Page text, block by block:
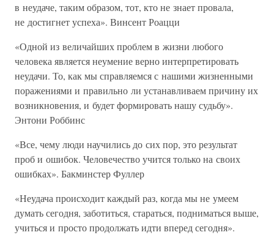
в неудаче, таким образом, тот, кто не знает провала,
не достигнет успеха». Винсент Роацци
«Одной из величайших проблем в жизни любого
человека является неумение верно интерпретировать
неудачи. То, как мы справляемся с нашими жизненными
поражениями и правильно ли устанавливаем причину их
возникновения, и будет формировать нашу судьбу».
Энтони Роббинс
«Все, чему люди научились до сих пор, это результат
проб и ошибок. Человечество учится только на своих
ошибках». Бакминстер Фуллер
«Неудача происходит каждый раз, когда мы не умеем
думать сегодня, заботиться, стараться, подниматься выше,
учиться и просто продолжать идти вперед сегодня».